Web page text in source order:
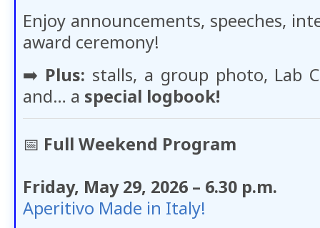
Enjoy announcements, speeches,
award ceremony!
➡️ Plus: stalls, a group photo, Lab
and… a special logbook!
📅 Full Weekend Program
Friday, May 29, 2026 – 6.30 p.m.
Aperitivo Made in Italy!